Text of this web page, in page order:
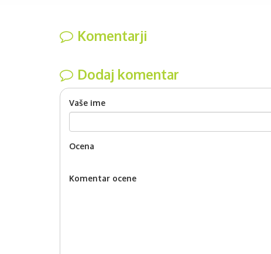
Komentarji
Dodaj komentar
Vaše ime
Ocena
Komentar ocene